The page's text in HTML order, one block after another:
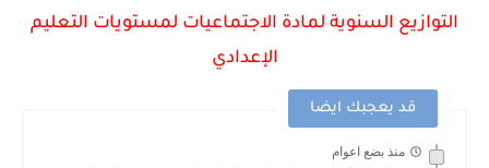
التوازيع السنوية لمادة الاجتماعيات لمستويات التعليم
الإعدادي
قد يعجبك ايضا
منذ بضع اعوام